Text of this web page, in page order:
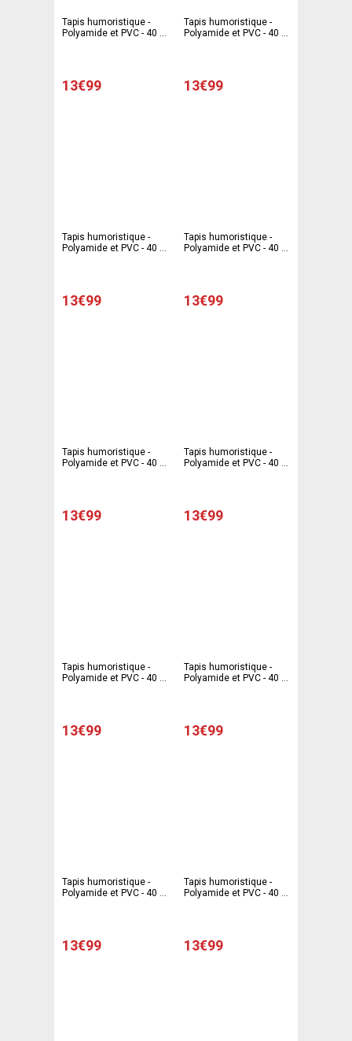
Tapis humoristique -
Polyamide et PVC - 40 x
13€99
Tapis humoristique -
Polyamide et PVC - 40 x
13€99
Tapis humoristique -
Polyamide et PVC - 40 x
13€99
Tapis humoristique -
Polyamide et PVC - 40 x
13€99
Tapis humoristique -
Polyamide et PVC - 40 x
13€99
Tapis humoristique -
Polyamide et PVC - 40 x
13€99
Tapis humoristique -
Polyamide et PVC - 40 x
13€99
Tapis humoristique -
Polyamide et PVC - 40 x
13€99
Tapis humoristique -
Polyamide et PVC - 40 x
13€99
Tapis humoristique -
Polyamide et PVC - 40 x
13€99